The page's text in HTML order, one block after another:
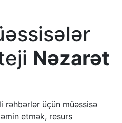
Nəzarət
rəhbərlər üçün müəssisə
etmək, resurs